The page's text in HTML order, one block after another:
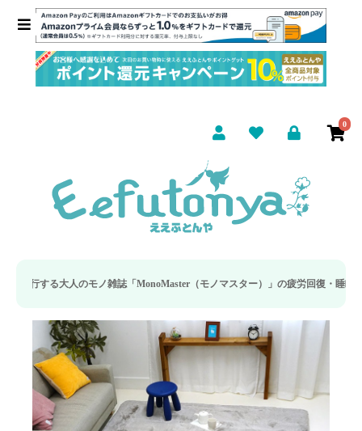
0
誌「MonoMaster（モノマスター）」の疲労回復・睡眠の向上特集に当社のリカ